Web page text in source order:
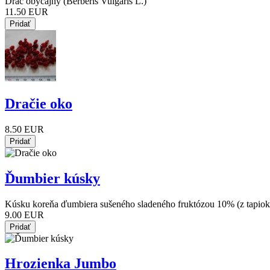
11.50 EUR
Dračie oko
8.50 EUR
Ďumbier kúsky
Kúsku koreňa ďumbiera sušeného sladeného fruktózou 10% (z
9.00 EUR
Hrozienka Jumbo